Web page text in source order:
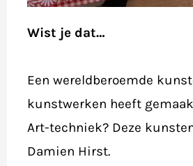
Wist je dat…
Een wereldberoemde
kunstwerken heeft
Art-techniek? Deze
Damien Hirst.